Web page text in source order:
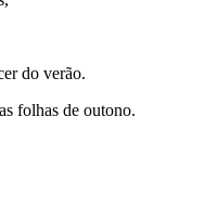
do verão.
folhas de outono.